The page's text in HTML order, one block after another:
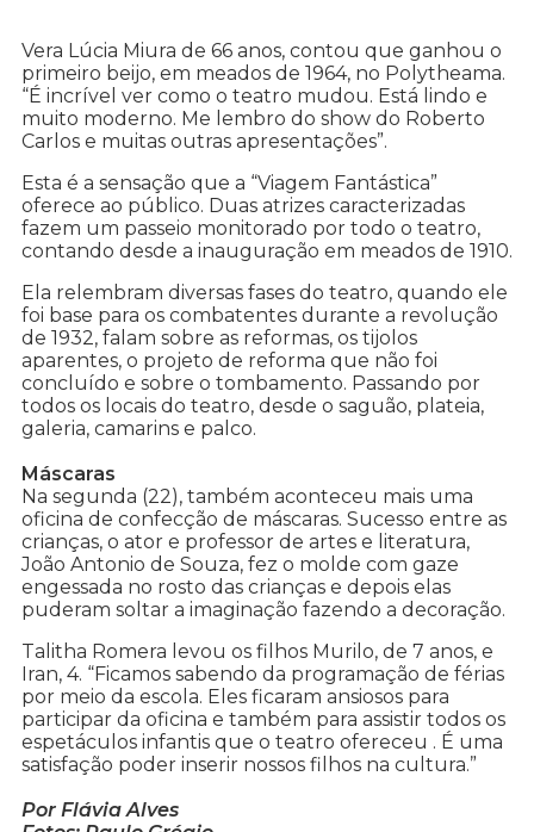
Vera Lúcia Miura de 66 anos, contou que ganhou o
primeiro beijo, em meados de 1964, no Polytheama.
“É incrível ver como o teatro mudou. Está lindo e
muito moderno. Me lembro do show do Roberto
Carlos e muitas outras apresentações”.
Esta é a sensação que a “Viagem Fantástica”
oferece ao público. Duas atrizes caracterizadas
fazem um passeio monitorado por todo o teatro,
contando desde a inauguração em meados de 1910.
Ela relembram diversas fases do teatro, quando ele
foi base para os combatentes durante a revolução
de 1932, falam sobre as reformas, os tijolos
aparentes, o projeto de reforma que não foi
concluído e sobre o tombamento. Passando por
todos os locais do teatro, desde o saguão, plateia,
galeria, camarins e palco.
Máscaras
Na segunda (22), também aconteceu mais uma
oficina de confecção de máscaras. Sucesso entre as
crianças, o ator e professor de artes e literatura,
João Antonio de Souza, fez o molde com gaze
engessada no rosto das crianças e depois elas
puderam soltar a imaginação fazendo a decoração.
Talitha Romera levou os filhos Murilo, de 7 anos, e
Iran, 4. “Ficamos sabendo da programação de férias
por meio da escola. Eles ficaram ansiosos para
participar da oficina e também para assistir todos os
espetáculos infantis que o teatro ofereceu . É uma
satisfação poder inserir nossos filhos na cultura.”
Por Flávia Alves